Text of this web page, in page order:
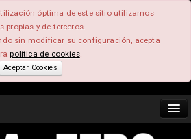
óptima de este sitio utilizamos
propias y de terceros.
sin modificar su configuración, acepta
política de cookies.
Aceptar Cookies